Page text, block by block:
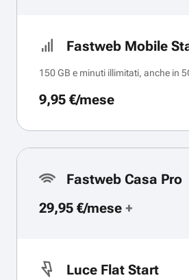
Fastweb Mobile
150 GB e minuti illimitati, anche in
9,95 €/mese
Fastweb Casa Pro
29,95 €/mese +
Luce Flat Start